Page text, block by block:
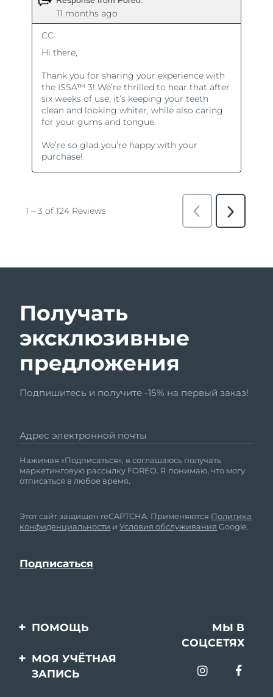
Получать
эксклюзивные
предложения
Подпишитесь и получите -15% на первый заказ!
Адрес электронной почты
Нажимая «Подписаться», я соглашаюсь получать
маркетинговую рассылку FOREO. Я понимаю, что могу
отписаться в любое время.
Этот сайт защищен reCAPTCHA. Применяются Политика
конфиденциальности иУсловия обслуживания Google.
ПОМОЩЬ
Свяжитесь с нами
Заказ и доставка
МЫ В
СОЦСЕТЯХ
МОЯ УЧЁТНАЯ
ЗАПИСЬ